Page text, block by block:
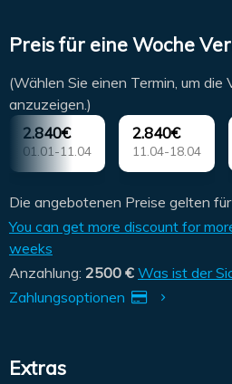
Preis für eine Woche
(Wählen Sie einen Termin, um die
anzuzeigen.)
2.840€
01.01-11.04
2.840€
11.04-18.04
Die angebotenen Preise gelten
You can get more discount for
weeks
Anzahlung: 2500 € Was ist der
Zahlungsoptionen
Extras